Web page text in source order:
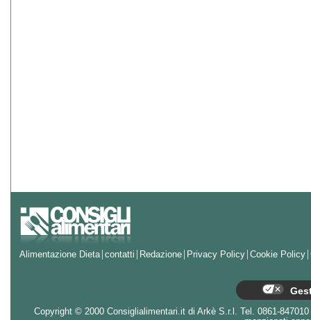
Alimentazione Dieta contatti Redazione Privacy Policy Cookie Policy
Copyright © 2000 Consiglialimentari.it di Arkè S.r.l. Tel. 0861-